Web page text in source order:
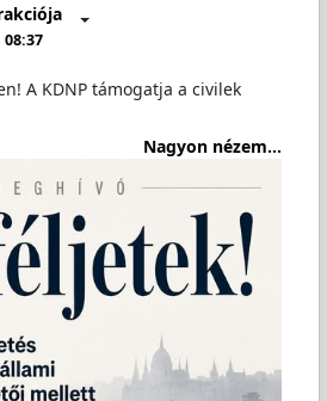
08:37
A KDNP támogatja a civilek
Nagyon nézem...